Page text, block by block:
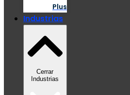
Plus
Industrias
Cerrar
Industrias